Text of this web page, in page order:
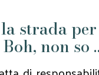
la strada per
non so